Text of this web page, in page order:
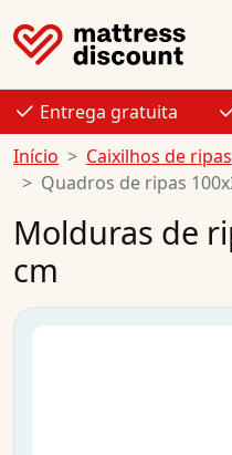
Entrega gratuita
Início
Caixilhos de ripas
Quadros de ripas
Molduras de
cm